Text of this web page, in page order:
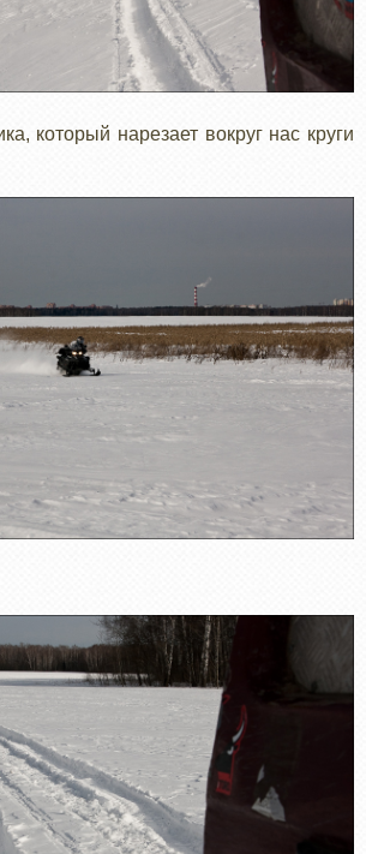
который нарезает вокруг нас круги